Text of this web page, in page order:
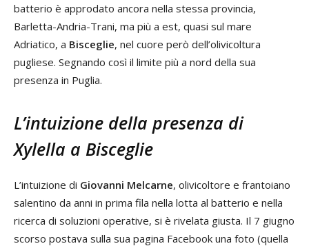
batterio è approdato ancora nella stessa provincia,
Barletta-Andria-Trani, ma più a est, quasi sul mare
Adriatico, a Bisceglie, nel cuore però dell’olivicoltura
pugliese. Segnando così il limite più a nord della sua
presenza in Puglia.
L’intuizione della presenza di
Xylella a Bisceglie
L’intuizione di Giovanni Melcarne, olivicoltore e frantoiano
salentino da anni in prima fila nella lotta al batterio e nella
ricerca di soluzioni operative, si è rivelata giusta. Il 7 giugno
scorso postava sulla sua pagina Facebook una foto (quella